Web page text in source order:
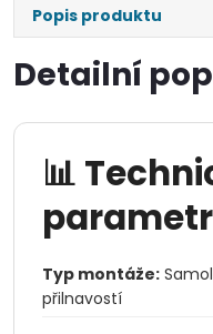
Popis produktu
Detailní
📊
Typ montáže:
přilnavostí